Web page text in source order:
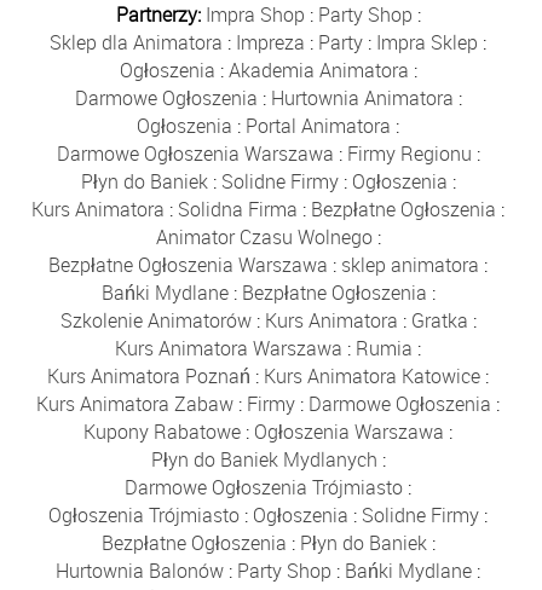
Partnerzy: Impra Shop : Party Shop :
Sklep dla Animatora : Impreza : Party : Impra Sklep :
Ogłoszenia :Akademia Animatora :
Darmowe Ogłoszenia : Hurtownia Animatora :
Ogłoszenia : Portal Animatora :
Darmowe Ogłoszenia Warszawa : Firmy Regionu :
Płyn do Baniek: Solidne Firmy: Ogłoszenia :
Kurs Animatora : Solidna Firma : Bezpłatne Ogłoszenia :
Animator Czasu Wolnego:
Bezpłatne Ogłoszenia Warszawa : sklep animatora :
Bańki Mydlane: Bezpłatne Ogłoszenia :
Szkolenie Animatorów: Kurs Animatora : Gratka :
Kurs Animatora Warszawa : Rumia :
Kurs Animatora Poznań : Kurs Animatora Katowice :
Kurs Animatora Zabaw : Firmy : Darmowe Ogłoszenia :
Kupony Rabatowe : Ogłoszenia Warszawa :
Płyn do Baniek Mydlanych :
Darmowe Ogłoszenia Trójmiasto :
Ogłoszenia Trójmiasto : Ogłoszenia : Solidne Firmy :
Bezpłatne Ogłoszenia : Płyn do Baniek:
Hurtownia Balonów : Party Shop : Bańki Mydlane :